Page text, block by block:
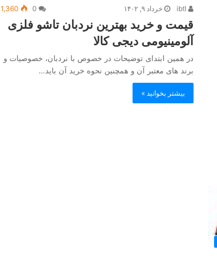
خرداد ۹, ۱۴۰۲ 1,360
قیمت و خرید بهترین نردبان تاشو فلزی
آلومینیومی دیجی کالا
در همین ابتدای توضیحات در خصوص با نردبان، خصوصیات و
برند های معتبر آن و همچنین نحوه خرید آن باید…
بیشتر بخوانید »